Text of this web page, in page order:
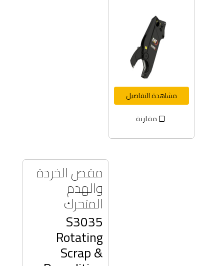
مشاهدة التفاصيل
مقارنة
مقص الخردة
والهدم
المتحرك
S3035
Rotating
Scrap &